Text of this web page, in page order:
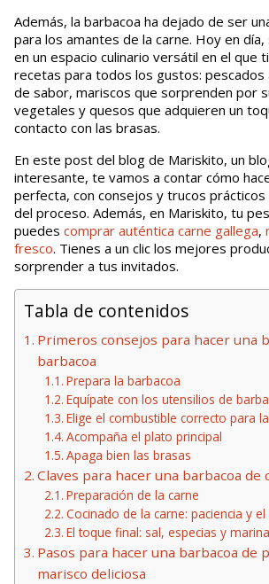
Además, la barbacoa ha dejado de ser
para los amantes de la carne. Hoy en
en un espacio culinario versátil en el que
recetas para todos los gustos: pescados
de sabor, mariscos que sorprenden por
vegetales y quesos que adquieren un
contacto con las brasas.
En este post del blog de Mariskito, un
interesante, te vamos a contar cómo
perfecta, con consejos y trucos
del proceso. Además, en Mariskito, tu
puedes comprar auténtica carne gallega,
fresco. Tienes a un clic los mejores
sorprender a tus invitados.
Tabla de contenidos
Primeros consejos para hacer una
barbacoa
Prepara la barbacoa
Equípate con los utensilios de
Elige el combustible correcto para
Acompaña el plato principal
Apaga bien las brasas
Claves para hacer una barbacoa de
Preparación de la carne
Cocinado de la carne: paciencia y
El toque final: sal, especias y
Pasos para hacer una barbacoa de
marisco deliciosa